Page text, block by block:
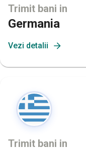
Trimit bani in
Germania
Vezi detalii
Trimit bani in